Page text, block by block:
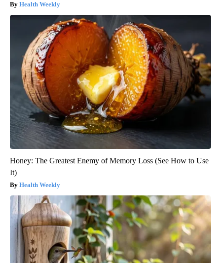
Health Weekly
Honey: The Greatest Enemy of Memory Loss (See How to Use
It)
Health Weekly